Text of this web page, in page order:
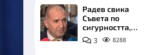
Радев свика
Съвета по
сигурността,
следва ключово
изявление
3 8288